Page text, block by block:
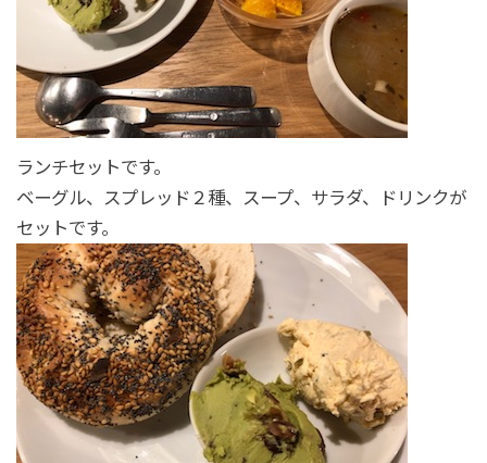
ランチセットです。
ベーグル、スプレッド２種、スープ、サラダ、ドリンクが
セットです。